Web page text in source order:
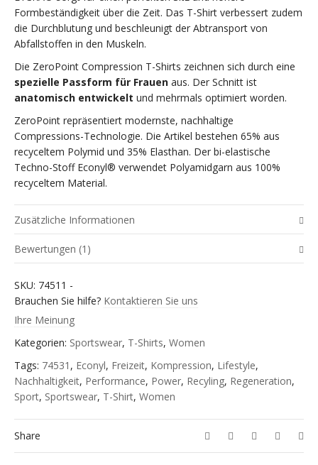
Formbeständigkeit über die Zeit. Das T-Shirt verbessert zudem
die Durchblutung und beschleunigt der Abtransport von
Abfallstoffen in den Muskeln.
Die ZeroPoint Compression T-Shirts zeichnen sich durch eine
spezielle Passform für Frauen aus. Der Schnitt ist
anatomisch entwickelt und mehrmals optimiert worden.
ZeroPoint repräsentiert modernste, nachhaltige
Compressions-Technologie. Die Artikel bestehen 65% aus
recyceltem Polymid und 35% Elasthan. Der bi-elastische
Techno-Stoff Econyl® verwendet Polyamidgarn aus 100%
recyceltem Material.
Zusätzliche Informationen
Grösse XS, S, M, L, XL
Bewertungen (1)
Bewertet
2
von
Infuncnum – November 18, 2024
cialis with priligy
Füge deine Bewertung hinzu
Deine E-Mail-Adresse wird nicht veröffentlicht.
Deine Bewertung
SKU: 74511 -
Brauchen Sie hilfe? Kontaktieren Sie uns
Ihre Meinung
Kategorien: Sportswear, T-Shirts, Women
Tags: 74531 , Econyl, Freizeit, Kompression, Lifestyle,
Nachhaltigkeit, Performance, Power, Recyling, Regeneration,
Sport, Sportswear, T-Shirt, Women
Share